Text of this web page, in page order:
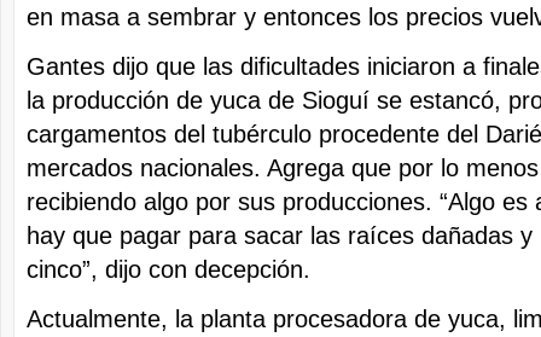
en masa a sembrar y entonces los precios
Gantes dijo que las dificultades iniciaron a
la producción de yuca de Sioguí se estancó,
cargamentos del tubérculo procedente del
mercados nacionales. Agrega que por lo
recibiendo algo por sus producciones. “Algo es
hay que pagar para sacar las raíces dañadas y
cinco”, dijo con decepción.
Actualmente, la planta procesadora de yuca,